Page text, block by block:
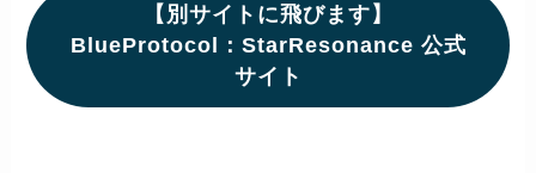
【別サイトに飛びます】
BlueProtocol：StarResonance 公式
サイト